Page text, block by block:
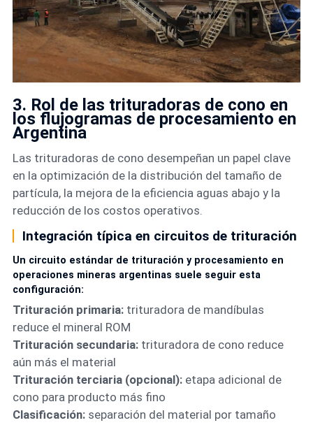
3. Rol de las trituradoras de cono en
los flujogramas de procesamiento en
Argentina
Las trituradoras de cono desempeñan un papel clave
en la optimización de la distribución del tamaño de
partícula, la mejora de la eficiencia aguas abajo y la
reducción de los costos operativos.
Integración típica en circuitos de trituración
Un circuito estándar de trituración y procesamiento en
operaciones mineras argentinas suele seguir esta
configuración:
Trituración primaria: trituradora de mandíbulas
reduce el mineral ROM
Trituración secundaria: trituradora de cono reduce
aún más el material
Trituración terciaria (opcional): etapa adicional de
cono para producto más fino
Clasificación:separación del material por tamaño